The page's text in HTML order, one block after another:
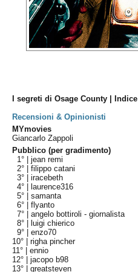
I segreti di Osage County | Indice
Recensioni & Opinionisti
MYmovies
Giancarlo Zappoli
Pubblico (per gradimento)
1° |jean remi
2° |filippo catani
3° |iracebeth
4° |
laurence316
5° |samanta
6° |flyanto
7° |angelo bottiroli - giornalista
8° |
luigi chierico
9° |enzo70
10° |righa pincher
11° |ennio
12° |jacopo b98
13° |greatsteven